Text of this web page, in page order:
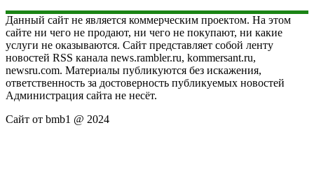
Данный сайт не является коммерческим проектом. На этом
сайте ни чего не продают, ни чего не покупают, ни какие
услуги не оказываются. Сайт представляет собой ленту
новостей RSS канала news.rambler.ru, kommersant.ru,
newsru.com. Материалы публикуются без искажения,
ответственность за достоверность публикуемых новостей
Администрация сайта не несёт.
Сайт от bmb1 @ 2024